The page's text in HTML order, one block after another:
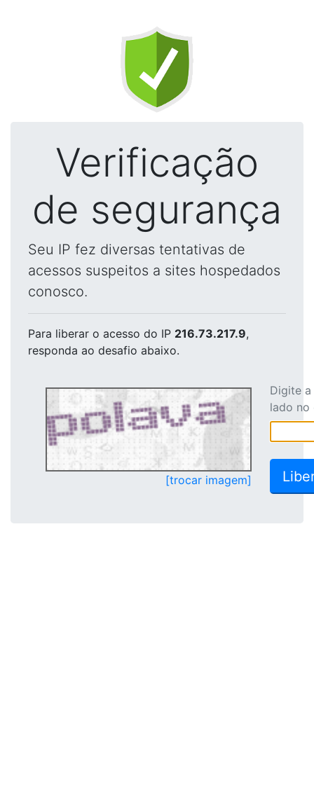
Verificação
de segurança
Seu IP fez diversas tentativas de
acessos suspeitos a sites hospedados
conosco.
Para liberar o acesso do IP 216.73.217.9,
responda ao desafio abaixo.
[trocar imagem]
Digite
lado no